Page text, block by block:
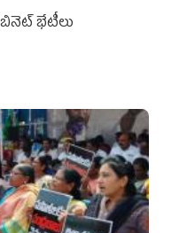
భేటీలు